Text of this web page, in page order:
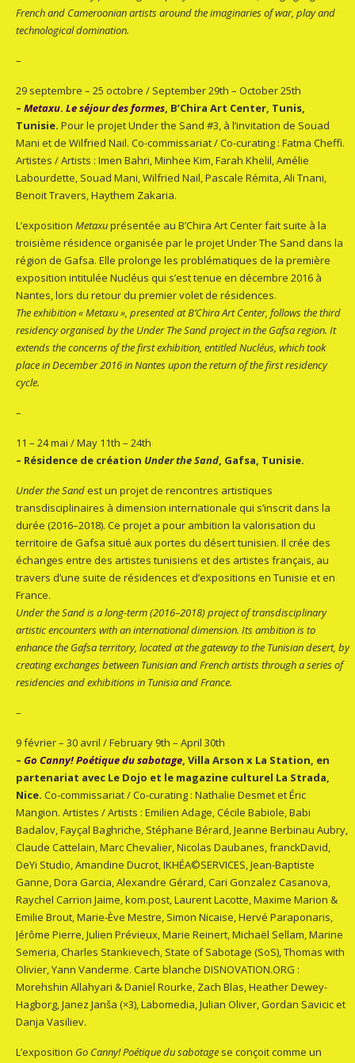
French and Cameroonian artists around the imaginaries of war, play and
technological domination.
–
29 septembre – 25 octobre / September 29th – October 25th
–Metaxu.Le séjour des formes, B’Chira Art Center, Tunis,
Tunisie. Pour le projet Under the Sand #3, à l’invitation de Souad
Mani et de Wilfried Nail. Co-commissariat / Co-curating : Fatma Cheffi.
Artistes / Artists : Imen Bahri, Minhee Kim, Farah Khelil, Amélie
Labourdette, Souad Mani, Wilfried Nail, Pascale Rémita, Ali Tnani,
Benoit Travers, Haythem Zakaria.
L’expositionMetaxuprésentée au B’Chira Art Center fait suite à la
troisième résidence organisée par le projet Under The Sand dans la
région de Gafsa. Elle prolonge les problématiques de la première
exposition intitulée Nucléus qui s’est tenue en décembre 2016 à
Nantes, lors du retour du premier volet de résidences.
The exhibition « Metaxu », presented at B’Chira Art Center, follows the third
residency organised by the Under The Sand project in the Gafsa region. It
extends the concerns of the first exhibition, entitled Nucléus, which took
place in December 2016 in Nantes upon the return of the first residency
cycle.
–
11 – 24 mai / May 11th – 24th
– Résidence de création Under the Sand, Gafsa, Tunisie.
Under the Sand est un projet de rencontres artistiques
transdisciplinaires à dimension internationale qui s’inscrit dans la
durée (2016–2018). Ce projet a pour ambition la valorisation du
territoire de Gafsa situé aux portes du désert tunisien. Il crée des
échanges entre des artistes tunisiens et des artistes français, au
travers d’une suite de résidences et d’expositions en Tunisie et en
France.
Under the Sand is a long-term (2016–2018) project of transdisciplinary
artistic encounters with an international dimension. Its ambition is to
enhance the Gafsa territory, located at the gateway to the Tunisian desert, by
creating exchanges between Tunisian and French artists through a series of
residencies and exhibitions in Tunisia and France.
–
9 février – 30 avril / February 9th – April 30th
–Go Canny! Poétique du sabotage, Villa Arson x La Station, en
partenariat avec Le Dojo et le magazine culturel La Strada,
Nice. Co-commissariat / Co-curating : Nathalie Desmet et Éric
Mangion. Artistes / Artists : Emilien Adage, Cécile Babiole, Babi
Badalov, Fayçal Baghriche, Stéphane Bérard, Jeanne Berbinau Aubry,
Claude Cattelain, Marc Chevalier, Nicolas Daubanes, franckDavid,
DeYi Studio, Amandine Ducrot, IKHÉA©SERVICES, Jean-Baptiste
Ganne, Dora Garcia, Alexandre Gérard, Cari Gonzalez Casanova,
Raychel Carrion Jaime, kom.post, Laurent Lacotte, Maxime Marion &
Emilie Brout, Marie-Ève Mestre, Simon Nicaise, Hervé Paraponaris,
Jérôme Pierre, Julien Prévieux, Marie Reinert, Michaël Sellam, Marine
Semeria, Charles Stankievech, State of Sabotage (SoS), Thomas with
Olivier, Yann Vanderme. Carte blanche DISNOVATION.ORG :
Morehshin Allahyari & Daniel Rourke, Zach Blas, Heather Dewey-
Hagborg, Janez Janša (×3), Labomedia, Julian Oliver, Gordan Savicic et
Danja Vasiliev.
L’exposition Go Canny! Poétique du sabotage se conçoit comme un